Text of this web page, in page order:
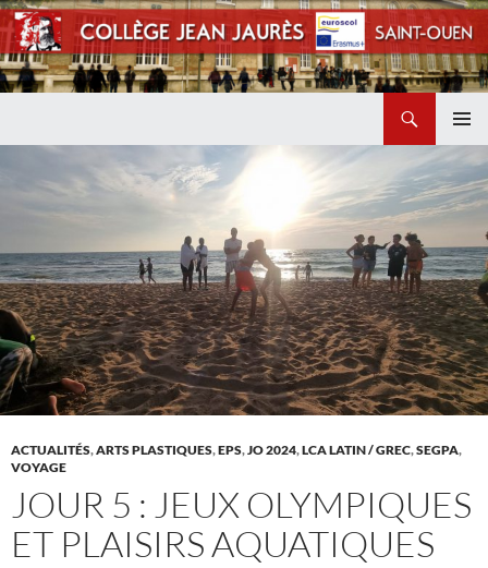
CONTENU
ACTUALITÉS,ARTS PLASTIQUES,EPS,JO 2024,LCA LATIN / GREC,SEGPA,
VOYAGE
JOUR 5 : JEUX OLYMPIQUES
ET PLAISIRS AQUATIQUES